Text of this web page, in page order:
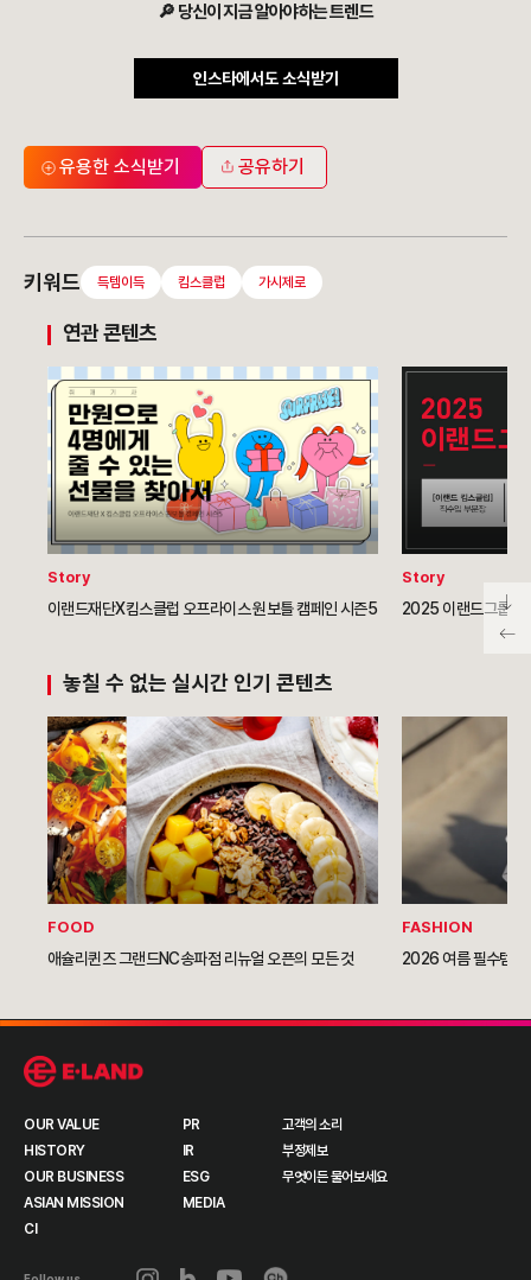
🔎 당신이 지금 알아야하는 트렌드
인스타에서도 소식받기
유용한 소식받기 공유하기
키워드 득템이득 킴스클럽 가시제로
연관 콘텐츠
Story
이랜드재단X킴스클럽 오프라이스 원보틀 캠페인 시즌5
Story
2025 이랜드그룹 채
놓칠 수 없는 실시간 인기 콘텐츠
FOOD
애슐리퀸즈 그랜드NC송파점 리뉴얼 오픈의 모든 것
FASHION
2026 여름 필수템이
OUR VALUE
HISTORY
OUR BUSINESS
ASIAN MISSION
CI
PR
IR
ESG
MEDIA
고객의 소리
부정제보
무엇이든 물어보세요